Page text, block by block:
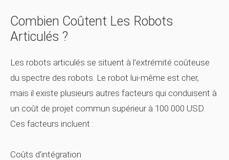
Combien Coûtent Les Robots
Articulés ?
Les robots articulés se situent à l'extrémité coûteuse
du spectre des robots. Le robot lui-même est cher,
mais il existe plusieurs autres facteurs qui conduisent à
un coût de projet commun supérieur à 100 000 USD.
Ces facteurs incluent :
Coûts d'intégration